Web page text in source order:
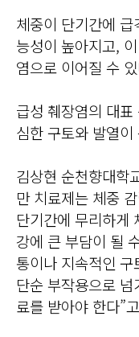
체중이 단기간에
능성이 높아지고,
염으로 이어질 수
급성 췌장염의 대
심한 구토와 발열
김상현 순천향대학
만 치료제는 체중
단기간에 무리하게
강에 큰 부담이 될
통이나 지속적인
단순 부작용으로
료를 받아야 한다”